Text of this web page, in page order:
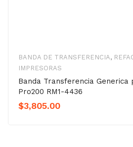
BANDA DE TRANSFERENCIA,
IMPRESORAS
Banda Transferencia Generica
Pro200 RM1-4436
$3,805.00